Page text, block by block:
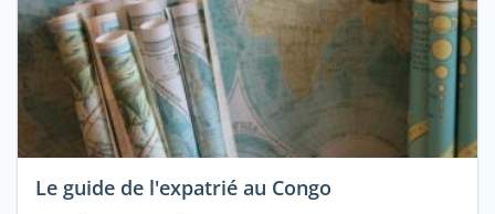
Le guide de l'expatrié au Congo